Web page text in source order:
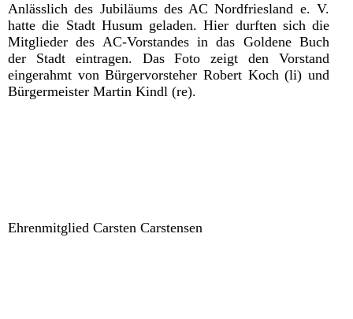
Anlässlich des Jubiläums des AC Nordfriesland e. V.
hatte die Stadt Husum geladen. Hier durften sich die
Mitglieder des AC-Vorstandes in das Goldene Buch
der Stadt eintragen. Das Foto zeigt den Vorstand
eingerahmt von Bürgervorsteher Robert Koch (li) und
Bürgermeister Martin Kindl (re).
Ehrenmitglied Carsten Carstensen